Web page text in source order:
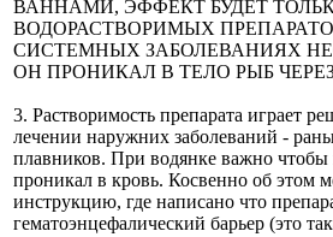
ВАННАМИ, ЭФФЕКТ БУДЕТ
ВОДОРАСТВОРИМЫХ
СИСТЕМНЫХ ЗАБОЛЕВАНИЯХ
ОН ПРОНИКАЛ В ТЕЛО РЫБ
3. Растворимость препарата играет
лечении наружних заболеваний -
плавников. При водянке важно чтобы
проникал в кровь. Косвенно об этом
инструкцию, где написано что
гематоэнцефалический барьер (это